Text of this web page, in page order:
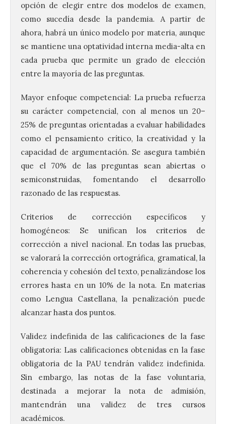
opción de elegir entre dos modelos de examen,
como sucedía desde la pandemia. A partir de
ahora, habrá un único modelo por materia, aunque
se mantiene una optatividad interna media-alta en
cada prueba que permite un grado de elección
entre la mayoría de las preguntas.
Mayor enfoque competencial: La prueba refuerza
su carácter competencial, con al menos un 20–
25% de preguntas orientadas a evaluar habilidades
como el pensamiento crítico, la creatividad y la
capacidad de argumentación. Se asegura también
que el 70% de las preguntas sean abiertas o
semiconstruidas, fomentando el desarrollo
razonado de las respuestas.
Criterios de corrección específicos y
homogéneos: Se unifican los criterios de
corrección a nivel nacional. En todas las pruebas,
se valorará la corrección ortográfica, gramatical, la
coherencia y cohesión del texto, penalizándose los
errores hasta en un 10% de la nota. En materias
como Lengua Castellana, la penalización puede
alcanzar hasta dos puntos.
Validez indefinida de las calificaciones de la fase
obligatoria: Las calificaciones obtenidas en la fase
obligatoria de la PAU tendrán validez indefinida.
Sin embargo, las notas de la fase voluntaria,
destinada a mejorar la nota de admisión,
mantendrán una validez de tres cursos
académicos.